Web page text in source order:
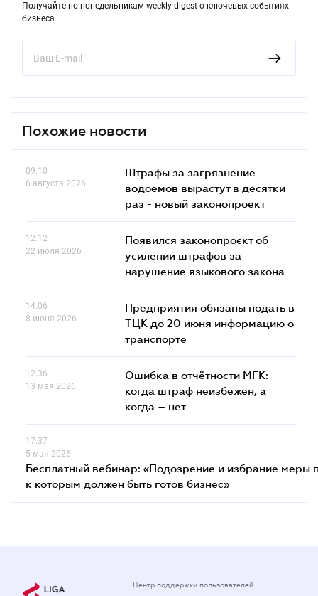
Получайте по понедельникам weekly-digest о ключевых событиях
бизнеса
Похожие новости
09.10
6 августа 2026
Штрафы за загрязнение
водоемов вырастут в десятки
раз - новый законопроект
12.12
22 июля 2026
Появился законопроєкт об
усилении штрафов за
нарушение языкового закона
14.06
8 июня 2026
Предприятия обязаны подать в
ТЦК до 20 июня информацию о
транспорте
12.36
13 мая 2026
Ошибка в отчётности МГК:
когда штраф неизбежен, а
когда – нет
17.37
5 мая 2026
Бесплатный вебинар: «Подозрение и избрание меры
к которым должен быть готов бизнес»
Центр поддержки пользователей